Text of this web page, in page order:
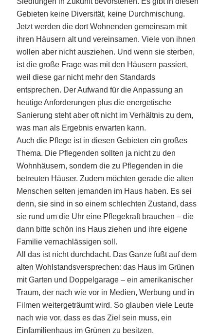
Gebieten keine Diversität, keine Durchmischung.
Jetzt werden die dort Wohnenden gemeinsam mit
ihren Häusern alt und vereinsamen. Viele von ihnen
wollen aber nicht ausziehen. Und wenn sie sterben,
ist die große Frage was mit den Häusern passiert,
weil diese gar nicht mehr den Standards
entsprechen. Der Aufwand für die Anpassung an
heutige Anforderungen plus die energetische
Sanierung steht aber oft nicht im Verhältnis zu dem,
was man als Ergebnis erwarten kann.
Auch die Pflege ist in diesen Gebieten ein großes
Thema. Die Pflegenden sollten ja nicht zu den
Wohnhäusern, sondern die zu Pflegenden in die
betreuten Häuser. Zudem möchten gerade die alten
Menschen selten jemanden im Haus haben. Es sei
denn, sie sind in so einem schlechten Zustand, dass
sie rund um die Uhr eine Pflegekraft brauchen – die
dann bitte schön ins Haus ziehen und ihre eigene
Familie vernachlässigen soll.
All das ist nicht durchdacht. Das Ganze fußt auf dem
alten Wohlstandsversprechen: das Haus im Grünen
mit Garten und Doppelgarage – ein amerikanischer
Traum, der nach wie vor in Medien, Werbung und in
Filmen weitergeträumt wird. So glauben viele Leute
nach wie vor, dass es das Ziel sein muss, ein
Einfamilienhaus im Grünen zu besitzen.